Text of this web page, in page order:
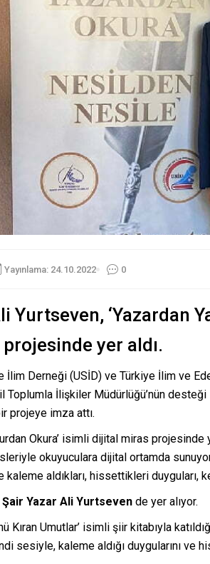
Yayınlama: 24.10.2022 0
Yurtseven, ‘Yazardan
yer aldı.
İlim Derneği (USİD) ve Türkiye İlim ve
Toplumla İlişkiler Müdürlüğü’nün
projeye imza attı.
Okura’ isimli dijital miras
okuyuculara dijital ortamda
aldıkları, hissettikleri duyguları,
Şair Yazar Ali Yurtseven de yer alıyor.
Kıran Umutlar’ isimli şiir kitabıyla
sesiyle, kaleme aldığı duygularını ve